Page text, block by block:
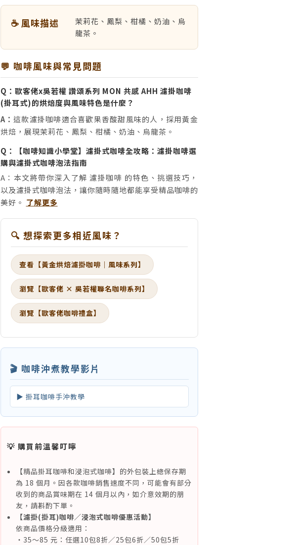
☕ 風味描述
茉莉花、鳳梨、柑橘、奶油、烏
龍茶。
💬 咖啡風味與常見問題
Q：歐客佬x吳若權 讚頌系列 MON 共感 AHH 濾掛咖啡
(掛耳式)的烘焙度與風味特色是什麼？
A： 這款濾掛咖啡適合喜歡果香酸甜風味的人，採用黃金
烘焙，展現茉莉花、鳳梨、柑橘、奶油、烏龍茶。
Q：【咖啡知識小學堂】濾掛式咖啡全攻略：濾掛咖啡選
購與濾掛式咖啡泡法指南
A：本文將帶你深入了解 濾掛咖啡 的特色、挑選技巧，
以及濾掛式咖啡泡法，讓你隨時隨地都能享受精品咖啡的
美好。 了解更多
🔍 想探索更多相近風味？
查看【黃金烘焙濾掛咖啡｜風味系列】
瀏覽【歐客佬 × 吳若權聯名咖啡系列】
瀏覽【歐客佬咖啡禮盒】
🎬 咖啡沖煮教學影片
▶ 掛耳咖啡手沖教學
💡 購買前溫馨叮嚀
【精品掛耳咖啡和浸泡式咖啡】的外包裝上總保存期
為 18 個月。因各款咖啡銷售速度不同，可能會有部分
收到的商品賞味期在 14 個月以內，如介意效期的朋
友，請斟酌下單。
【濾掛(掛耳)咖啡／浸泡式咖啡優惠活動】
依商品價格分級適用：
・35～85 元：任選10包8折／25包6折／50包5折